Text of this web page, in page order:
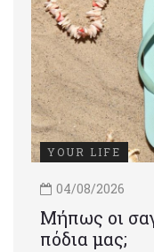
YOUR LIFE
04/08/2026
Μήπως οι
πόδια μας;